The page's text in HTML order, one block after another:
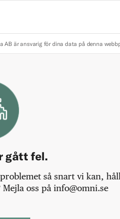
AB är ansvarig för dina data på denna
gått fel.
så snart vi kan,
oss på info@omni.se